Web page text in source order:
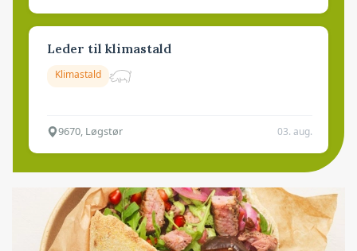
Leder til klimastald
Klimastald
9670, Løgstør 03. aug.